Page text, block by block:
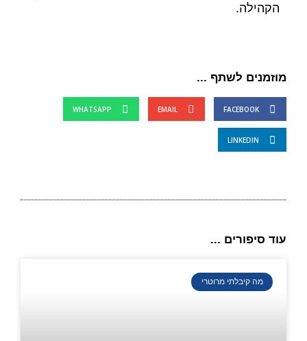
הקהילה.
מוזמנים לשתף ...
FACEBOOK
EMAIL
WHATSAPP
LINKEDIN
עוד סיפורים ...
מה קיבלתי מרוטרי